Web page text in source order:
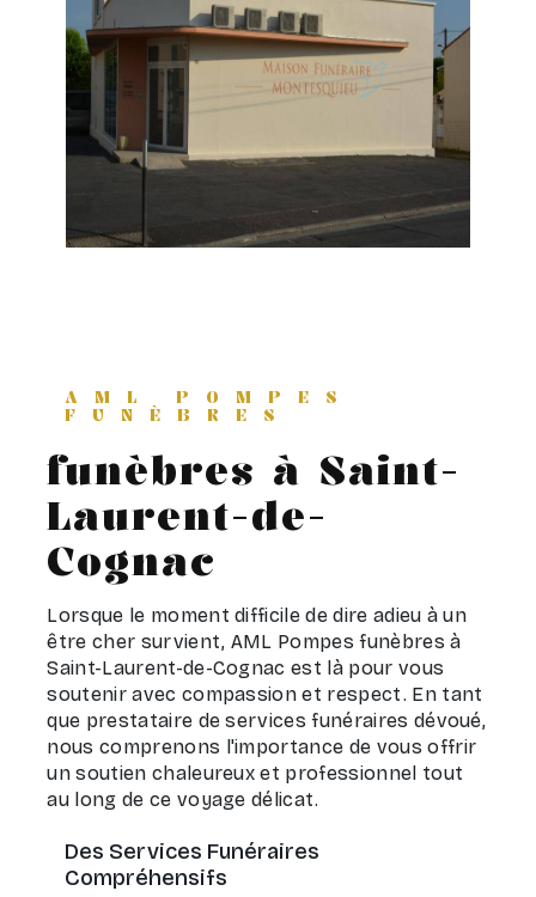
AML POMPES
FUNÈBRES
funèbres à Saint-
Laurent-de-
Cognac
Lorsque le moment difficile de dire adieu à un
être cher survient, AML Pompes funèbres à
Saint-Laurent-de-Cognac est là pour vous
soutenir avec compassion et respect. En tant
que prestataire de services funéraires dévoué,
nous comprenons l'importance de vous offrir
un soutien chaleureux et professionnel tout
au long de ce voyage délicat.
Des Services Funéraires
Compréhensifs